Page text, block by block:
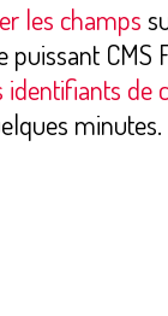
les champs
puissant CMS
identifiants de
minutes.